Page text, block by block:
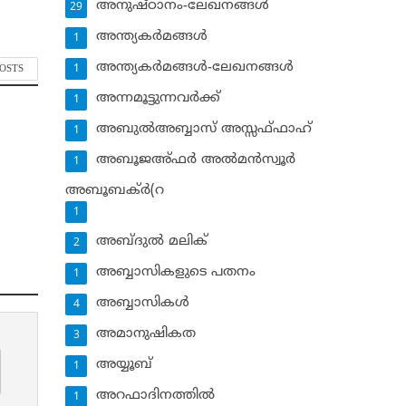
അനുഷ്ഠാനം-ലേഖനങ്ങള്‍
29
അന്ത്യകര്‍മങ്ങള്‍
1
അന്ത്യകര്‍മങ്ങള്‍-ലേഖനങ്ങള്‍
1
അന്നമൂട്ടുന്നവര്‍ക്ക്
1
അബുല്‍അബ്ബാസ് അസ്സഫ്ഫാഹ്‌
1
അബൂജഅ്ഫര്‍ അല്‍മന്‍സ്വൂര്‍
1
അബൂബക്ര്‍(റ
1
അബ്ദുല്‍ മലിക്‌
2
അബ്ബാസികളുടെ പതനം
1
അബ്ബാസികള്‍
4
അമാനുഷികത
3
അയ്യൂബ്‌
1
അറഫാദിനത്തില്‍
1